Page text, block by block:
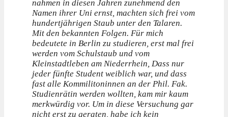
nahmen in diesen Jahren zunehmend den
Namen ihrer Uni ernst, machten sich frei vom
hundertjährigen Staub unter den Talaren.
Mit den bekannten Folgen. Für mich
bedeutete in Berlin zu studieren, erst mal frei
werden vom Schulstaub und vom
Kleinstadtleben am Niederrhein, Dass nur
jeder fünfte Student weiblich war, und dass
fast alle Kommilitoninnen an der Phil. Fak.
Studienrätin werden wollten, kam mir kaum
merkwürdig vor. Um in diese Versuchung gar
nicht erst zu geraten, habe ich kein